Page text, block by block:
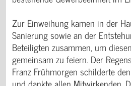
Im Anschluss gab es einen
Möglichkeit, religiöse
Auswahl an Objekten bot dabei
Vielfalt und Umfang.